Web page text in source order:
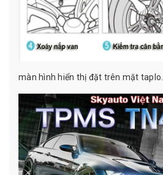
màn hình hiển thị đặt trên mặt taplo.